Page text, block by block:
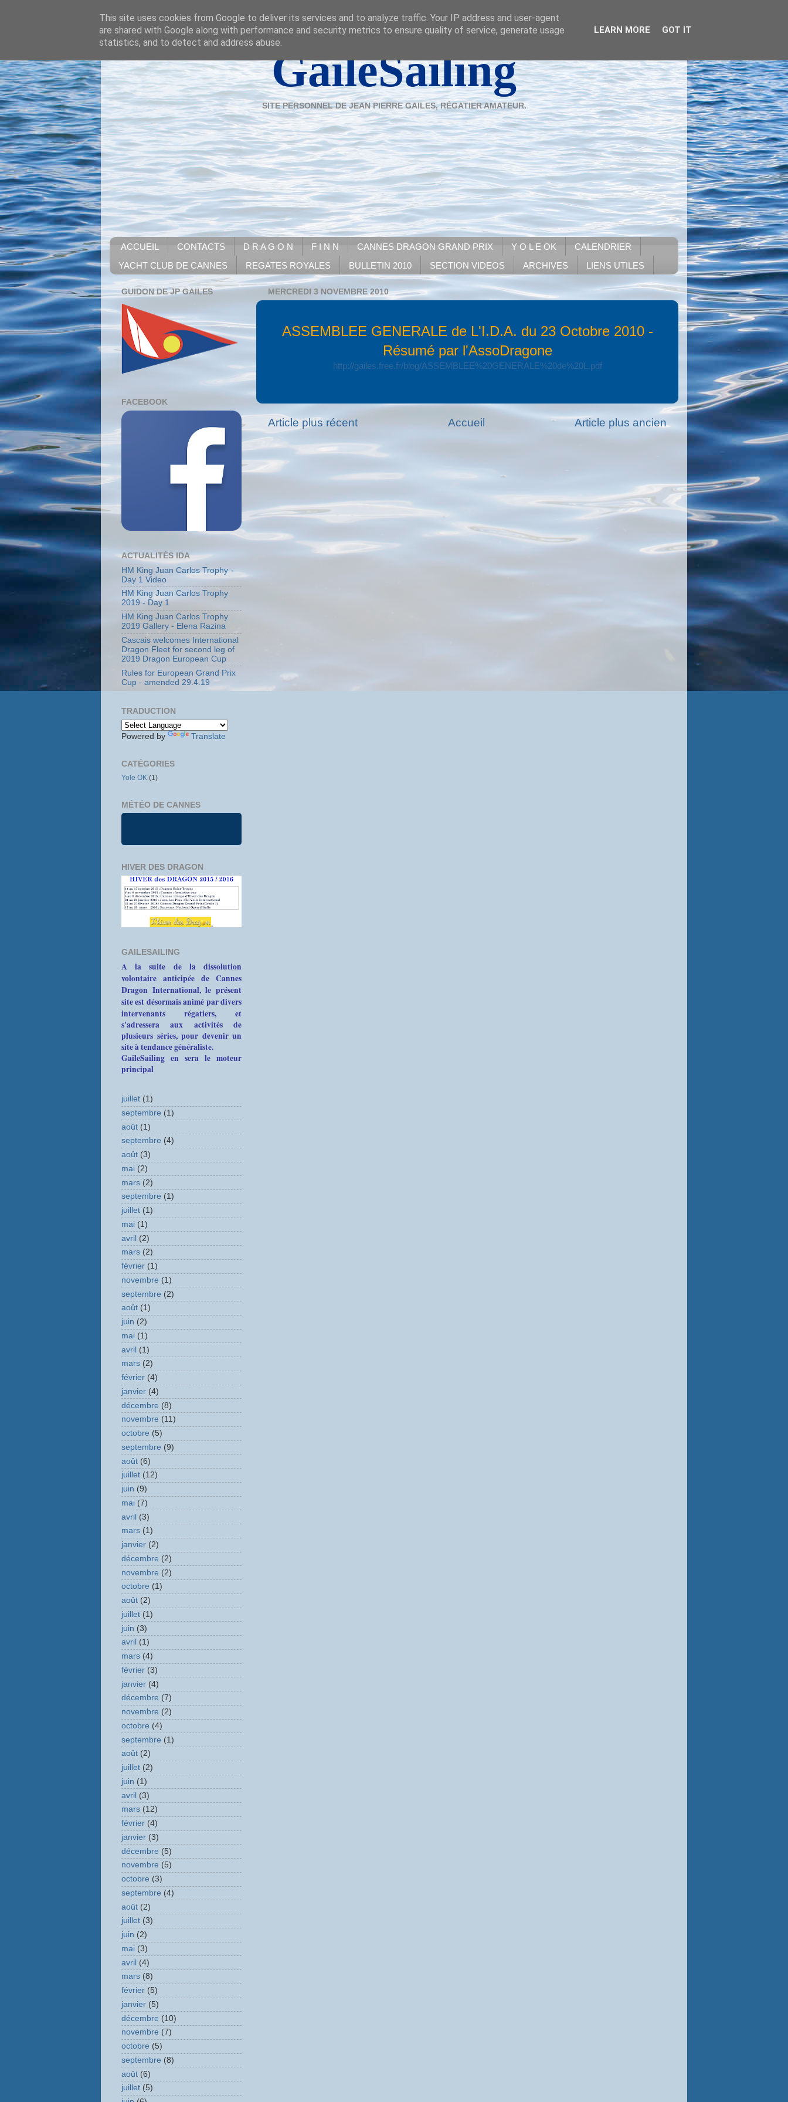
GaileSailing
SITE PERSONNEL DE JEAN PIERRE GAILES, RÉGATIER AMATEUR.
ACCUEIL CONTACTS D R A G O N F I N N CANNES DRAGON GRAND PRIX Y O L E OK
CALENDRIER
YACHT CLUB DE CANNES
REGATES ROYALES BULLETIN 2010 SECTION VIDEOS ARCHIVES LIENS UTILES
MERCREDI 3 NOVEMBRE 2010
ASSEMBLEE GENERALE de L'I.D.A. du 23 Octobre 2010 -
Résumé par l'AssoDragone
http://gailes.free.fr/blog/ASSEMBLEE%20GENERALE%20de%20L.pdf
Article plus récent Article plus ancien
Accueil
GUIDON DE JP GAILES
FACEBOOK
ACTUALITÉS IDA
HM King Juan Carlos Trophy -
Day 1 Video
HM King Juan Carlos Trophy
2019 - Day 1
HM King Juan Carlos Trophy
2019 Gallery - Elena Razina
Cascais welcomes International
Dragon Fleet for second leg of
2019 Dragon European Cup
Rules for European Grand Prix
Cup - amended 29.4.19
TRADUCTION
Powered by Translate
CATÉGORIES
Yole OK (1)
MÉTÉO DE CANNES
HIVER DES DRAGON
GAILESAILING
A la suite de la dissolution
volontaire anticipée de Cannes
Dragon International, le présent
site est désormais animé par divers
intervenants régatiers, et
s'adressera aux activités de
plusieurs séries, pour devenir un
site à tendance généraliste.
GaileSailing en sera le moteur
principal
juillet (1)
septembre (1)
août (1)
septembre (4)
août (3)
mai (2)
mars (2)
septembre (1)
juillet (1)
mai (1)
avril (2)
mars (2)
février (1)
novembre (1)
septembre (2)
août (1)
juin (2)
mai (1)
avril (1)
mars (2)
février (4)
janvier (4)
décembre (8)
novembre (11)
octobre (5)
septembre (9)
août (6)
juillet (12)
juin (9)
mai (7)
avril (3)
mars (1)
janvier (2)
décembre (2)
novembre (2)
octobre (1)
août (2)
juillet (1)
juin (3)
avril (1)
mars (4)
février (3)
janvier (4)
décembre (7)
novembre (2)
octobre (4)
septembre (1)
août (2)
juillet (2)
juin (1)
avril (3)
mars (12)
février (4)
janvier (3)
décembre (5)
novembre (5)
octobre (3)
septembre (4)
août (2)
juillet (3)
juin (2)
mai (3)
avril (4)
mars (8)
février (5)
janvier (5)
décembre (10)
novembre (7)
octobre (5)
septembre (8)
août (6)
juillet (5)
This site uses cookies from Google to deliver its services and to analyze traffic. Your IP address and user-agent
are shared with Google along with performance and security metrics to ensure quality of service, generate usage
statistics, and to detect and address abuse.
LEARN MORE GOT IT